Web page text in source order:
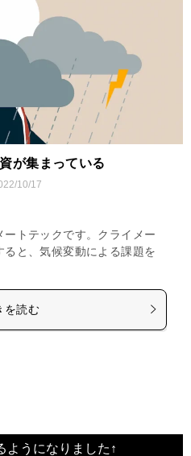
が集まっている
10/17
トテックです。クライメー
ると、気候変動による課題を
を読む
ようになりました↑